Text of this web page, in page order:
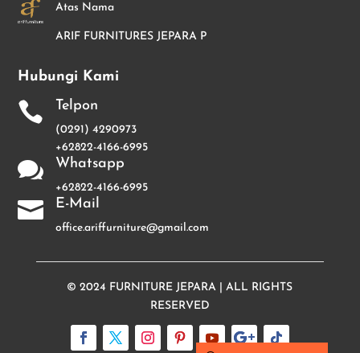
Atas Nama
ARIF FURNITURES JEPARA P
Hubungi Kami
 Telpon
(0291) 4290973
+62822-4166-6995
 Whatsapp
+62822-4166-6995
 E-Mail
office.ariffurniture@gmail.com
© 2024 FURNITURE JEPARA | ALL RIGHTS
RESERVED